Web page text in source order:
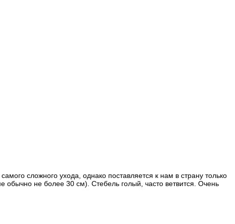
сложного ухода, однако поставляется к нам в страну только
обычно не более 30 см). Стебель голый, часто ветвится. Очень